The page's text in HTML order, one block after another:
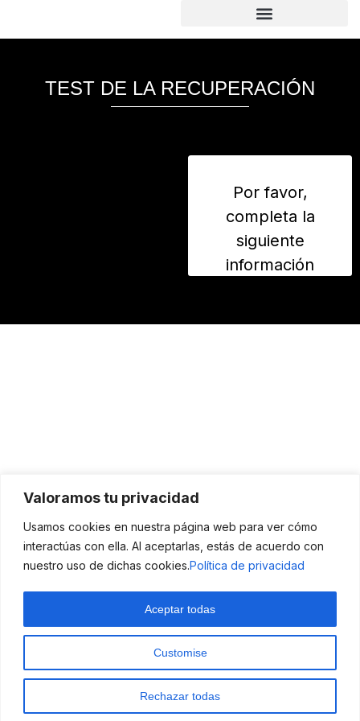
Valoramos tu privacidad
Usamos cookies en nuestra página web para ver cómo
interactúas con ella. Al aceptarlas, estás de acuerdo con
nuestro uso de dichas cookies.Política de privacidad
Customise
Rechazar todas
Aceptar todas
TEST DE LA RECUPERACIÓN